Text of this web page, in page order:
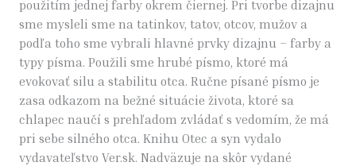
použitím jednej farby okrem čiernej. Pri tvorbe dizajnu
sme mysleli sme na tatinkov, tatov, otcov, mužov a
podľa toho sme vybrali hlavné prvky dizajnu – farby a
typy písma. Použili sme hrubé písmo, ktoré má
evokovať silu a stabilitu otca. Ručne písané písmo je
zasa odkazom na bežné situácie života, ktoré sa
chlapec naučí s prehľadom zvládať s vedomím, že má
pri sebe silného otca. Knihu Otec a syn vydalo
vydavateľstvo Ver.sk. Nadväzuje na skôr vydané